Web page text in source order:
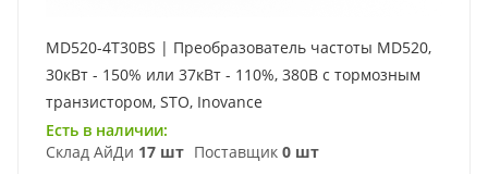
MD520-4T30BS | Преобразователь частоты MD520,
30кВт - 150% или 37кВт - 110%, 380В с тормозным
транзистором, STO, Inovance
Есть в наличии:
Склад АйДи 17 шт Поставщик 0 шт